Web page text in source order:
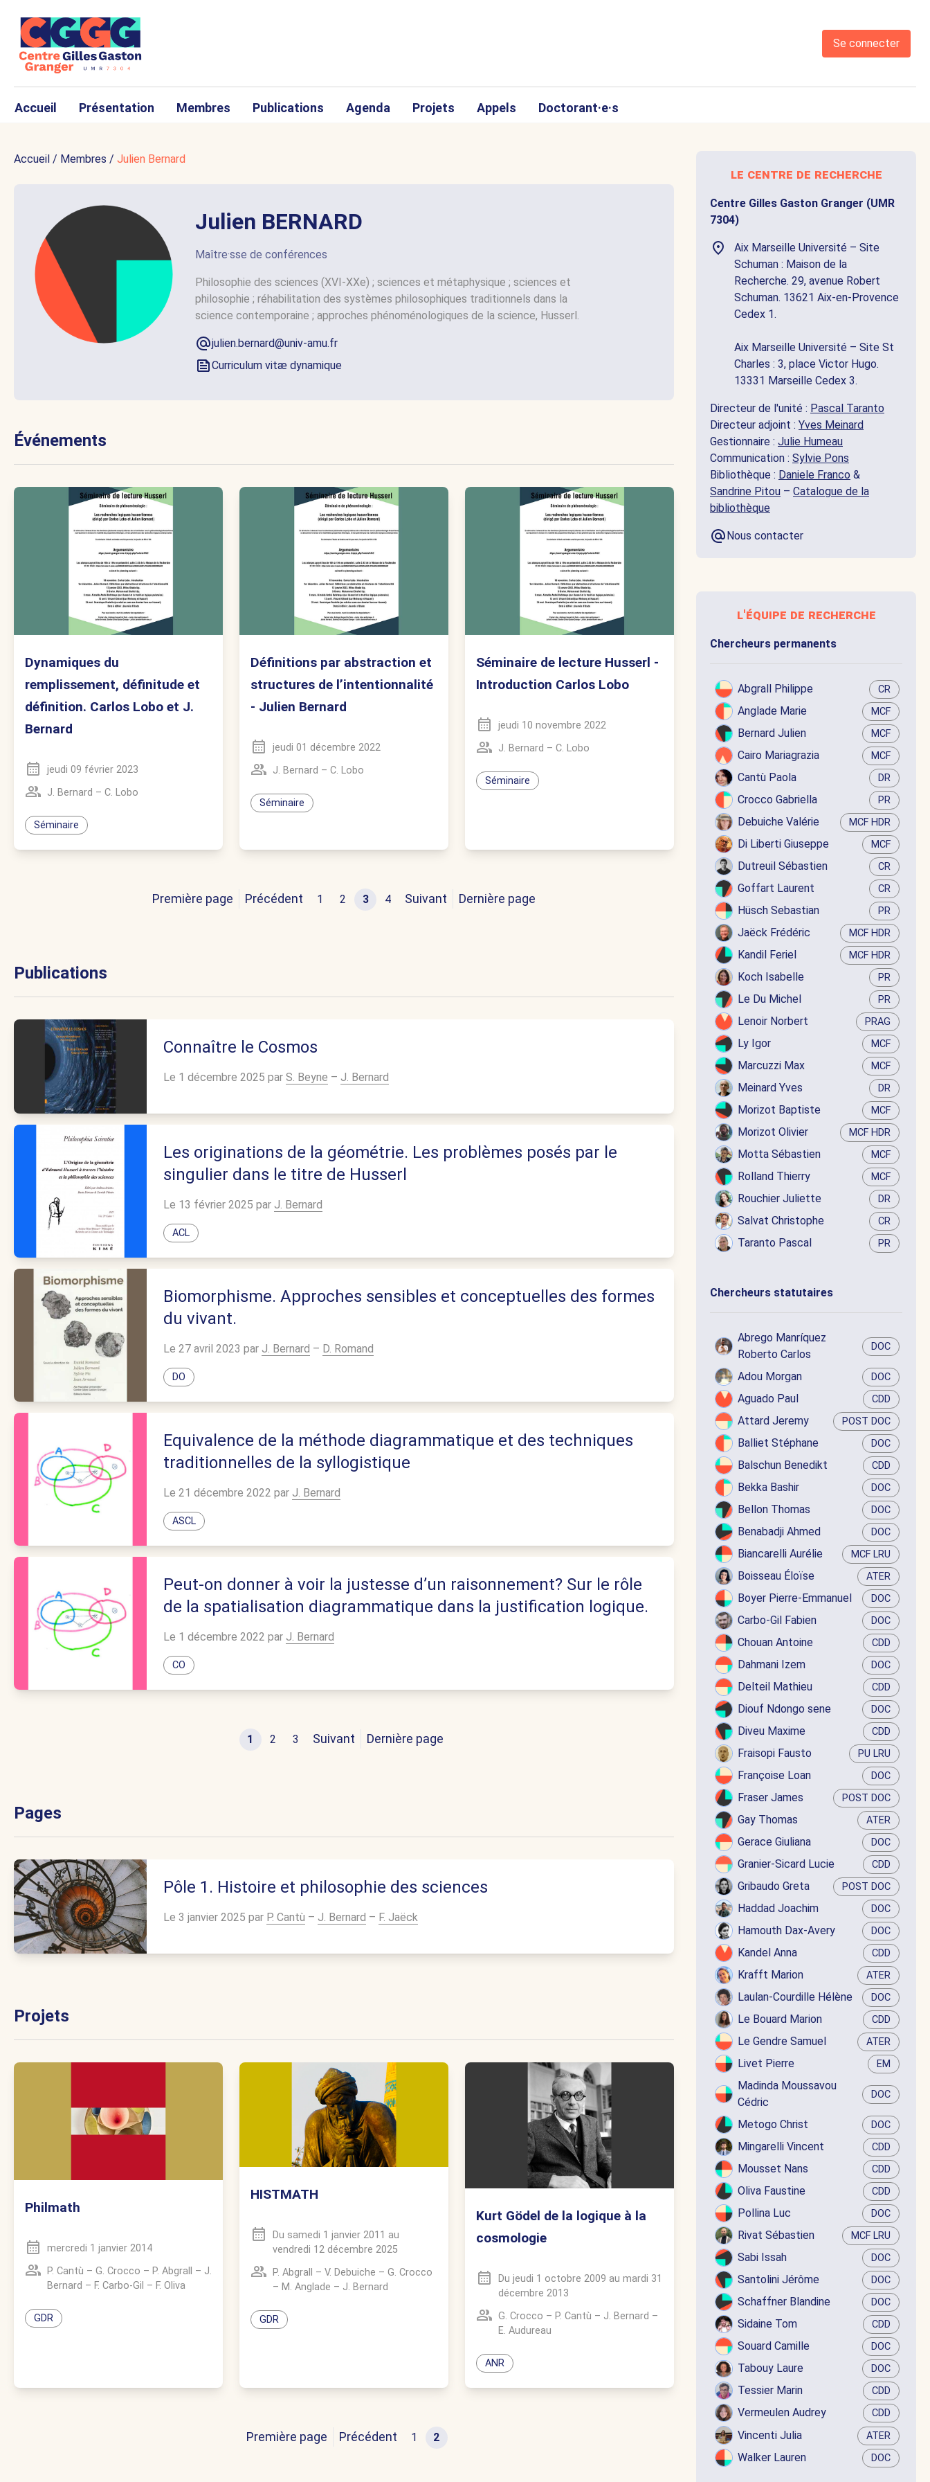
Se connecter
Accueil Présentation Membres Publications Agenda Projets Appels Doctorant·e·s
Accueil / Membres / Julien Bernard
Julien BERNARD
Maître·sse de conférences
Philosophie des sciences (XVI-XXe) ; sciences et métaphysique ; sciences et
philosophie ; réhabilitation des systèmes philosophiques traditionnels dans la
science contemporaine ; approches phénoménologiques de la science, Husserl.
julien.bernard@univ-amu.fr
Curriculum vitæ dynamique
Événements
Dynamiques du
remplissement, définitude et
définition. Carlos Lobo et J.
Bernard
jeudi 09 février 2023
J. Bernard – C. Lobo
Séminaire
Définitions par abstraction et
structures de l’intentionnalité
- Julien Bernard
jeudi 01 décembre 2022
J. Bernard – C. Lobo
Séminaire
Séminaire de lecture Husserl -
Introduction Carlos Lobo
jeudi 10 novembre 2022
J. Bernard – C. Lobo
Séminaire
Première page Précédent 1 2 3 4 Suivant Dernière page
Publications
Connaître le Cosmos
Le 1 décembre 2025 par S. Beyne – J. Bernard
Les originations de la géométrie. Les problèmes posés par le
singulier dans le titre de Husserl
Le 13 février 2025 par J. Bernard
ACL
Biomorphisme. Approches sensibles et conceptuelles des formes
du vivant.
Le 27 avril 2023 par J. Bernard – D. Romand
DO
Equivalence de la méthode diagrammatique et des techniques
traditionnelles de la syllogistique
Le 21 décembre 2022 par J. Bernard
ASCL
Peut-on donner à voir la justesse d’un raisonnement? Sur le rôle
de la spatialisation diagrammatique dans la justification logique.
Le 1 décembre 2022 par J. Bernard
CO
1 2 3 Suivant Dernière page
Pages
Pôle 1. Histoire et philosophie des sciences
Le 3 janvier 2025 par P. Cantù – J. Bernard – F. Jaëck
Projets
Philmath
mercredi 1 janvier 2014
P. Cantù – G. Crocco – P. Abgrall – J.
Bernard – F. Carbo-Gil – F. Oliva
GDR
HISTMATH
Du samedi 1 janvier 2011 au
vendredi 12 décembre 2025
P. Abgrall
– V. Debuiche – G. Crocco
– M. Anglade – J. Bernard
GDR
Kurt Gödel de la logique à la
cosmologie
Du jeudi 1 octobre 2009 au mardi 31
décembre 2013
G. Crocco – P. Cantù – J. Bernard –
E. Audureau
ANR
Première page Précédent 1 2
le centre de recherche
Centre Gilles Gaston Granger (UMR
7304)
Aix Marseille Université – Site
Schuman : Maison de la
Recherche. 29, avenue Robert
Schuman. 13621 Aix-en-Provence
Cedex 1.
Aix Marseille Université – Site St
Charles : 3, place Victor Hugo.
13331 Marseille Cedex 3.
Directeur de l'unité : Pascal Taranto
Directeur adjoint : Yves Meinard
Gestionnaire : Julie Humeau
Communication : Sylvie Pons
Bibliothèque : Daniele Franco &
Sandrine Pitou – Catalogue de la
bibliothèque
Nous contacter
l'équipe de recherche
Chercheurs permanents
Abgrall Philippe CR
Anglade Marie MCF
Bernard Julien MCF
Cairo Mariagrazia MCF
Cantù Paola DR
Crocco Gabriella PR
Debuiche Valérie MCF HDR
Di Liberti Giuseppe MCF
Dutreuil Sébastien CR
Goffart Laurent CR
Hüsch Sebastian PR
Jaëck Frédéric MCF HDR
Kandil Feriel MCF HDR
Koch Isabelle PR
Le Du Michel PR
Lenoir Norbert PRAG
Ly Igor MCF
Marcuzzi Max MCF
Meinard Yves DR
Morizot Baptiste MCF
Morizot Olivier MCF HDR
Motta Sébastien MCF
Rolland Thierry MCF
Rouchier Juliette DR
Salvat Christophe CR
Taranto Pascal PR
Chercheurs statutaires
Abrego Manríquez
Roberto Carlos
DOC
Adou Morgan DOC
Aguado Paul CDD
Attard Jeremy POST DOC
Balliet Stéphane DOC
Balschun Benedikt CDD
Bekka Bashir DOC
Bellon Thomas DOC
Benabadji Ahmed DOC
Biancarelli Aurélie MCF LRU
Boisseau Éloïse ATER
Boyer Pierre-Emmanuel DOC
Carbo-Gil Fabien DOC
Chouan Antoine CDD
Dahmani Izem DOC
Delteil Mathieu CDD
Diouf Ndongo sene DOC
Diveu Maxime CDD
Fraisopi Fausto PU LRU
Françoise Loan DOC
Fraser James POST DOC
Gay Thomas ATER
Gerace Giuliana DOC
Granier-Sicard Lucie CDD
Gribaudo Greta POST DOC
Haddad Joachim DOC
Hamouth Dax-Avery DOC
Kandel Anna CDD
Krafft Marion ATER
Laulan-Courdille Hélène DOC
Le Bouard Marion CDD
Le Gendre Samuel ATER
Livet Pierre EM
Madinda Moussavou
Cédric
DOC
Metogo Christ DOC
Mingarelli Vincent CDD
Mousset Nans CDD
Oliva Faustine CDD
Pollina Luc DOC
Rivat Sébastien MCF LRU
Sabi Issah DOC
Santolini Jérôme DOC
Schaffner Blandine DOC
Sidaine Tom CDD
Souard Camille DOC
Tabouy Laure DOC
Tessier Marin CDD
Vermeulen Audrey CDD
Vincenti Julia ATER
Walker Lauren DOC